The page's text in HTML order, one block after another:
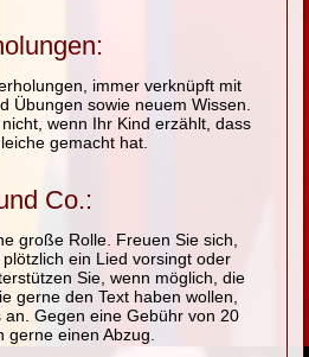
immer verknüpft mit
Übungen sowie neuem Wissen.
wenn Ihr Kind erzählt, dass
gemacht hat.
Co.:
große Rolle. Freuen Sie sich,
ein Lied vorsingt oder
Sie, wenn möglich, die
gerne den Text haben wollen,
Gegen eine Gebühr von 20
gerne einen Abzug.